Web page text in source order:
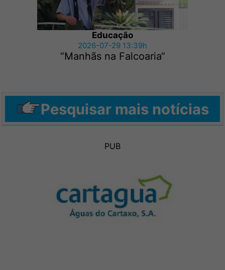
Educação
2026-07-29 13:39h
“Manhãs na Falcoaria“
Pesquisar mais notícias
PUB